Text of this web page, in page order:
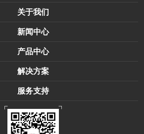
关于我们
新闻中心
产品中心
解决方案
服务支持